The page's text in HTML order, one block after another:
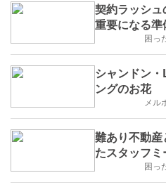
契約ラッシ
重要になる
困っ
シャンドン
ングのお花
メル
難あり不動
たスタッフ
困っ